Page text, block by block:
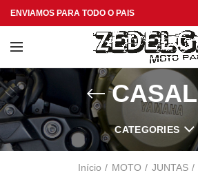
ENVIAMOS PARA TODO O PAIS
CASAL
CATEGORIES
Início MOTO JUNTAS